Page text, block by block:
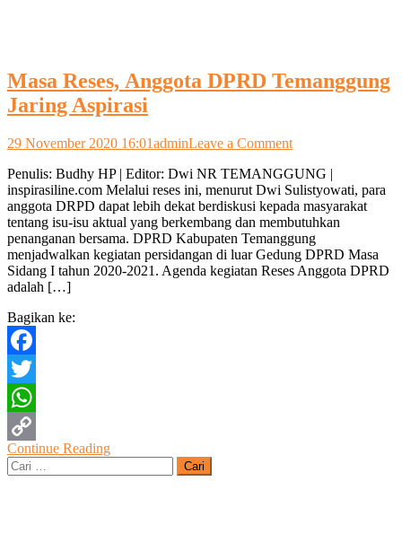
Masa Reses, Anggota DPRD Temanggung
Jaring Aspirasi
29 November 2020 16:01adminLeave a Commenton
Reses, Anggota
DPRD
Temanggung
Jaring
Aspirasi
Penulis: Budhy HP | Editor: Dwi NR TEMANGGUNG |
inspirasiline.com Melalui reses ini, menurut Dwi Sulistyowati, para
anggota DRPD dapat lebih dekat berdiskusi kepada masyarakat
tentang isu-isu aktual yang berkembang dan membutuhkan
penanganan bersama. DPRD Kabupaten Temanggung
menjadwalkan kegiatan persidangan di luar Gedung DPRD Masa
Sidang I tahun 2020-2021. Agenda kegiatan Reses Anggota DPRD
adalah […]
Bagikan ke:
Facebook
Twitter
WhatsApp
Copy
Continue Reading
Cari
untuk: